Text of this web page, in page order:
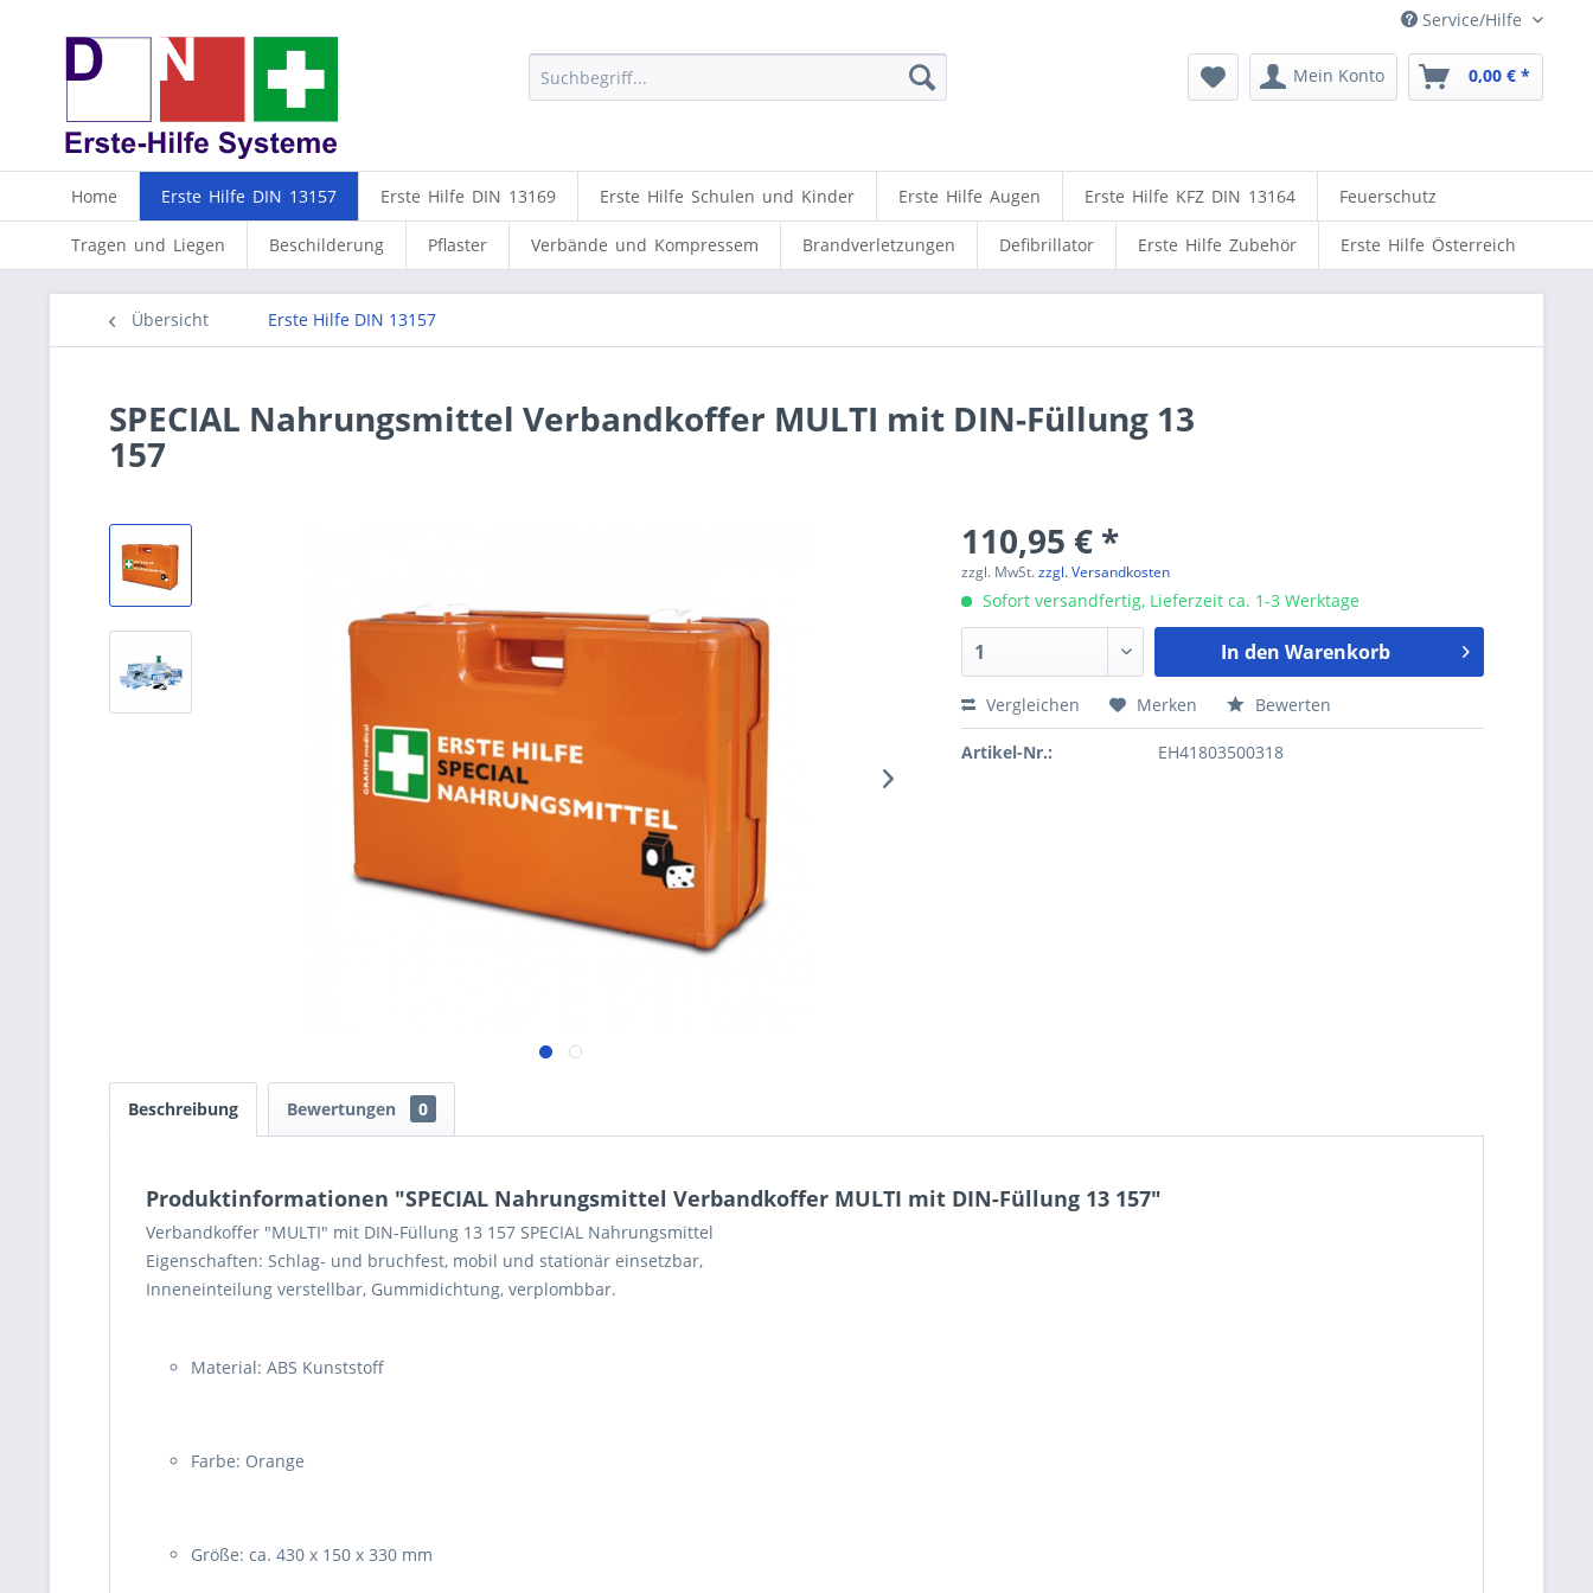
Service/Hilfe
Mein Konto 0,00 € *
Home Erste Hilfe DIN 13157 Erste Hilfe DIN 13169 Erste Hilfe Schulen und Kinder Erste Hilfe Augen Erste Hilfe KFZ DIN 13164 Feuerschutz
Tragen und Liegen Beschilderung Pflaster Verbände und Kompressem Brandverletzungen Defibrillator Erste Hilfe Zubehör Erste Hilfe Österreich
Übersicht Erste Hilfe DIN 13157
SPECIAL Nahrungsmittel Verbandkoffer MULTI mit DIN-Füllung 13
157
110,95 € *
zzgl. MwSt.zzgl. Versandkosten
Sofort versandfertig, Lieferzeit ca. 1-3 Werktage
In den Warenkorb
Vergleichen Merken Bewerten
Artikel-Nr.: EH41803500318
Beschreibung Bewertungen 0
Produktinformationen "SPECIAL Nahrungsmittel Verbandkoffer MULTI mit DIN-Füllung 13 157"
Verbandkoffer "MULTI" mit DIN-Füllung 13 157 SPECIAL Nahrungsmittel
Eigenschaften: Schlag- und bruchfest, mobil und stationär einsetzbar,
Inneneinteilung verstellbar, Gummidichtung, verplombbar.
Material: ABS Kunststoff
Farbe: Orange
Größe: ca. 430 x 150 x 330 mm